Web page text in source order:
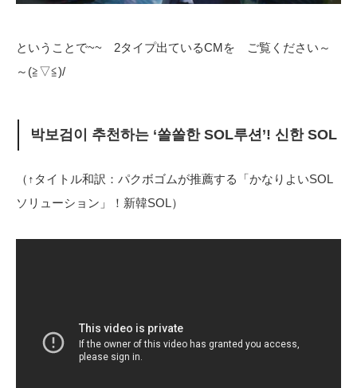
ということで~~ 2タイプ出ているCMを ご覧ください～
～(≧▽≦)/
박보검이 추천하는 ‘쏠쏠한 SOL루션’! 신한 SOL
（↑タイトル和訳：パクボゴムが推薦する「かなりよいSOL
ソリューション」！新韓SOL）